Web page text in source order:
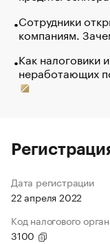
Сотрудники
компаниям.
Как налоговики
неработающих
Дата регистрации
22 апреля 2022
Код налогового
3100